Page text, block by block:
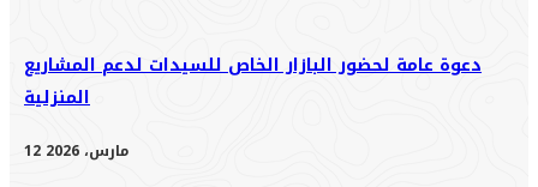
دعوة عامة لحضور البازار الخاص للسيدات لدعم المشاريع
المنزلية
12 مارس، 2026